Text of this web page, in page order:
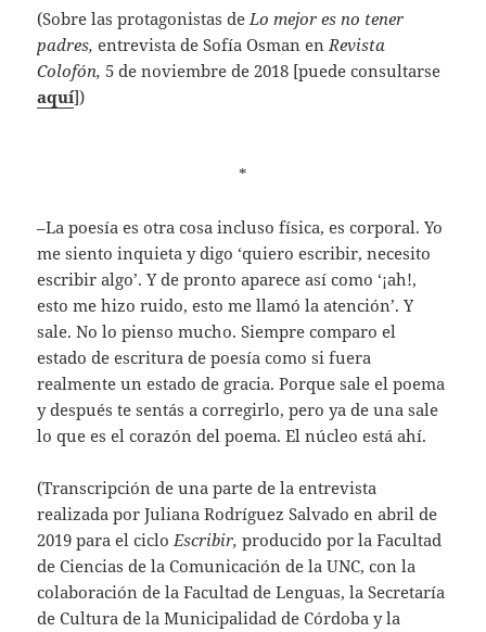
(Sobre las protagonistas deLo mejor es no tener
padres, entrevista de Sofía Osman enRevista
Colofón, 5 de noviembre de 2018 [puede consultarse
aquí])
*
–La poesía es otra cosa incluso física, es corporal. Yo
me siento inquieta y digo ‘quiero escribir, necesito
escribir algo’. Y de pronto aparece así como ‘¡ah!,
esto me hizo ruido, esto me llamó la atención’. Y
sale. No lo pienso mucho. Siempre comparo el
estado de escritura de poesía como si fuera
realmente un estado de gracia. Porque sale el poema
y después te sentás a corregirlo, pero ya de una sale
lo que es el corazón del poema. El núcleo está ahí.
(Transcripción de una parte de la entrevista
realizada por Juliana Rodríguez Salvado en abril de
2019 para el cicloEscribir, producido por la Facultad
de Ciencias de la Comunicación de la UNC, con la
colaboración de la Facultad de Lenguas, la Secretaría
de Cultura de la Municipalidad de Córdoba y la